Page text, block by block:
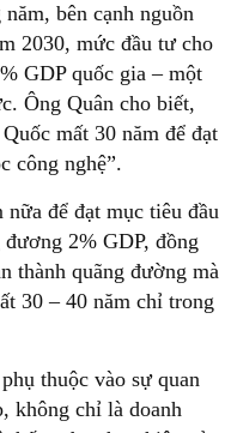
bên cạnh nguồn
2030, mức đầu tư cho
GDP quốc gia – một
Ông Quân cho biết,
mất 30 năm để đạt
công nghệ”.
để đạt mục tiêu đầu
2% GDP, đồng
thành quãng đường mà
30 – 40 năm chỉ trong
thuộc vào sự quan
không chỉ là doanh